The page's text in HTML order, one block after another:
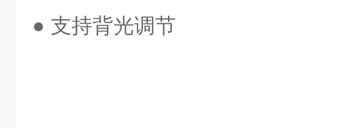
● 支持背光调节